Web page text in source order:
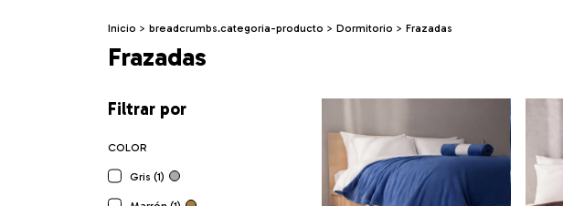
Inicio > breadcrumbs.categoria-producto > Dormitorio > Frazadas
Frazadas
Filtrar por
COLOR
Gris (1)